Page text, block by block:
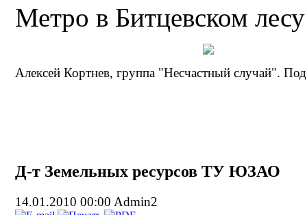
Метро в Битцевском лесу
Алексей Кортнев, группа "Несчастный случай".
Д-т Земельных ресурсов ТУ ЮЗАО
14.01.2010 00:00 Admin2